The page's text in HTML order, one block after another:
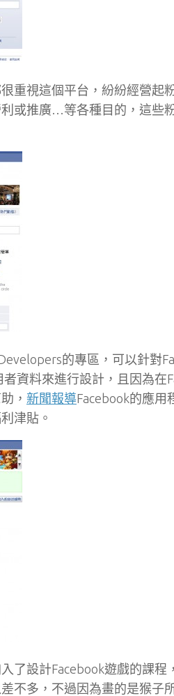
重視這個平台，紛紛經營
或推廣…等各種目的，這些
的專區，可以針對
資料來進行設計，且因為
， 新聞報導Facebook的應用
津貼。
了設計Facebook遊戲的課
不多，不過因為畫的是猴子